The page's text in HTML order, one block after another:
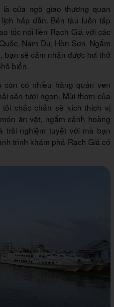
cửa ngõ giao thương quan
hấp dẫn. Bến tàu luôn tấp
tốc nối liền Rạch Giá với các
Nam Du, Hòn Sơn. Ngắm
bạn sẽ cảm nhận được hơi thở
biển.
còn có nhiều hàng quán ven
sản tươi ngon. Mùi thơm của
chắc chắn sẽ kích thích vị
ăn vặt, ngắm cảnh hoàng
trải nghiệm tuyệt vời mà bạn
trình khám phá Rạch Giá có